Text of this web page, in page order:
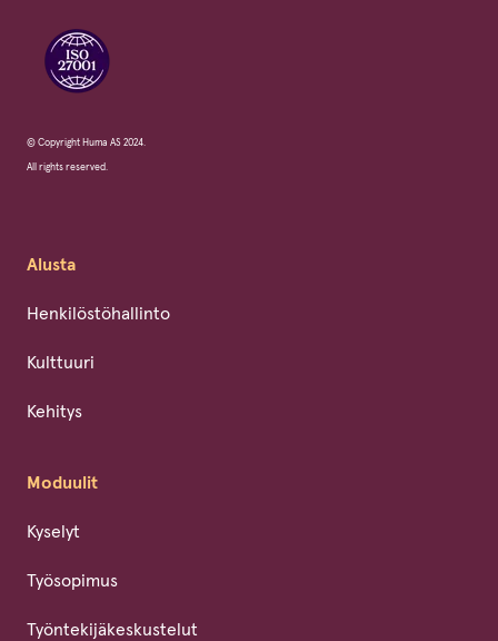
© Copyright Huma AS 2024.
All rights reserved.
Alusta
Henkilöstöhallinto
Kulttuuri
Kehitys
Moduulit
Kyselyt
Työsopimus
Työntekijäkeskustelut